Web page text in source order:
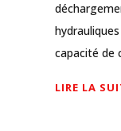
capacité de
LIRE LA